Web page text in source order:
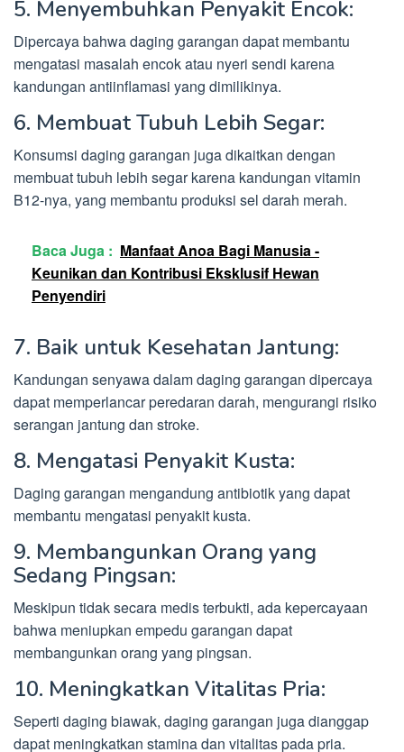
5. Menyembuhkan Penyakit Encok:
Dipercaya bahwa daging garangan dapat membantu
mengatasi masalah encok atau nyeri sendi karena
kandungan antiinflamasi yang dimilikinya.
6. Membuat Tubuh Lebih Segar:
Konsumsi daging garangan juga dikaitkan dengan
membuat tubuh lebih segar karena kandungan vitamin
B12-nya, yang membantu produksi sel darah merah.
Baca Juga : Manfaat Anoa Bagi Manusia -
Keunikan dan Kontribusi Eksklusif Hewan
Penyendiri
7. Baik untuk Kesehatan Jantung:
Kandungan senyawa dalam daging garangan dipercaya
dapat memperlancar peredaran darah, mengurangi risiko
serangan jantung dan stroke.
8. Mengatasi Penyakit Kusta:
Daging garangan mengandung antibiotik yang dapat
membantu mengatasi penyakit kusta.
9. Membangunkan Orang yang
Sedang Pingsan:
Meskipun tidak secara medis terbukti, ada kepercayaan
bahwa meniupkan empedu garangan dapat
membangunkan orang yang pingsan.
10. Meningkatkan Vitalitas Pria:
Seperti daging biawak, daging garangan juga dianggap
dapat meningkatkan stamina dan vitalitas pada pria.